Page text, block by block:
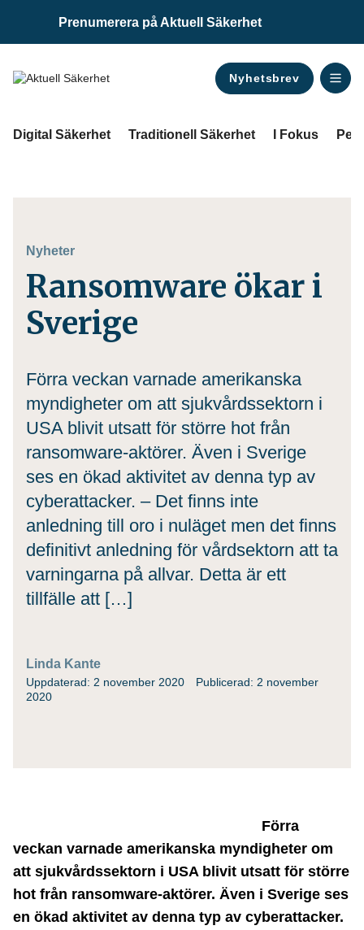
Prenumerera på Aktuell Säkerhet
Nyhetsbrev
Digital Säkerhet Traditionell Säkerhet I Fokus
Nyheter
Ransomware ökar i
Sverige
Förra veckan varnade amerikanska
myndigheter om att sjukvårdssektorn i
USA blivit utsatt för större hot från
ransomware-aktörer. Även i Sverige
ses en ökad aktivitet av denna typ av
cyberattacker. – Det finns inte
anledning till oro i nuläget men det finns
definitivt anledning för vårdsektorn att ta
varningarna på allvar. Detta är ett
tillfälle att […]
Linda Kante
Uppdaterad: 2 november 2020
Publicerad: 2 november
2020
Förra
veckan varnade amerikanska myndigheter om
att sjukvårdssektorn i USA blivit utsatt för större
hot från ransomware-aktörer. Även i Sverige ses
en ökad aktivitet av denna typ av cyberattacker.